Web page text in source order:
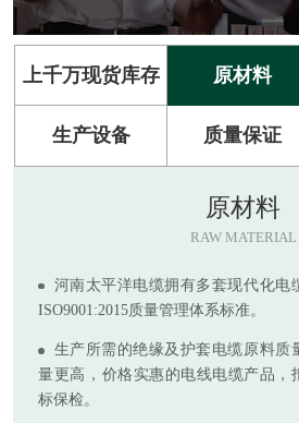
上千万现货库存 原材料
生产设备 质量保证
原材料
RAW MATERIAL
河南太平洋电缆拥有多套现代化电
ISO9001:2015质量管理体系标准。
生产所需的绝缘及护套电缆原料质
量更高，价格实惠的电线电缆产品，
标保检。